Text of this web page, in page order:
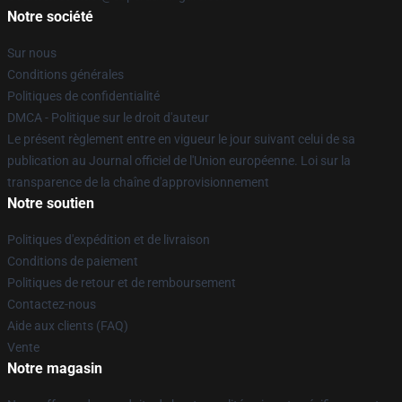
Notre société
Sur nous
Conditions générales
Politiques de confidentialité
DMCA - Politique sur le droit d'auteur
Le présent règlement entre en vigueur le jour suivant celui de sa
publication au Journal officiel de l'Union européenne. Loi sur la
transparence de la chaîne d'approvisionnement
Notre soutien
Politiques d'expédition et de livraison
Conditions de paiement
Politiques de retour et de remboursement
Contactez-nous
Aide aux clients (FAQ)
Vente
Notre magasin